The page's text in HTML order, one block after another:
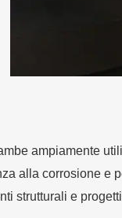
ampiamente
alla corrosione
strutturali e